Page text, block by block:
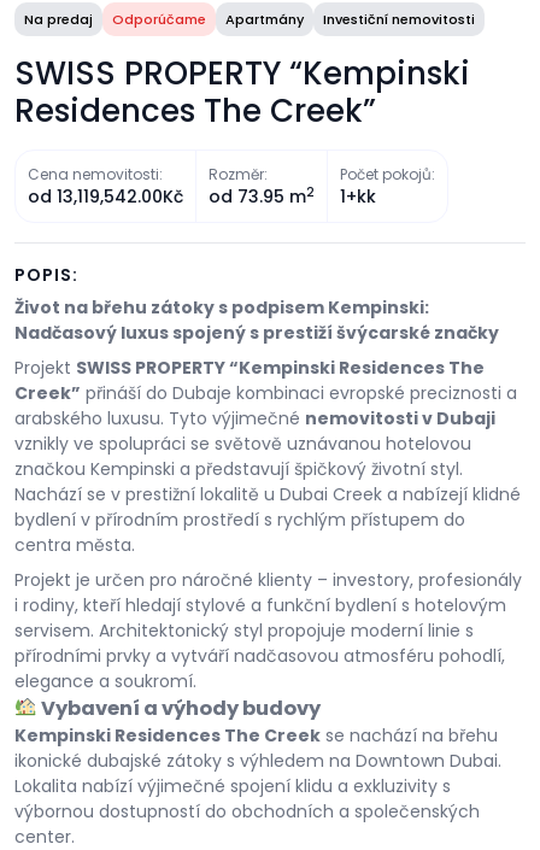
Na predaj Odporúčame Apartmány Investiční nemovitosti
SWISS PROPERTY “Kempinski
Residences The Creek”
Cena nemovitosti:
od 13,119,542.00Kč
Rozměr:
od 73.95 m2
Počet pokojů:
1+kk
POPIS:
Život na břehu zátoky s podpisem Kempinski:
Nadčasový luxus spojený s prestiží švýcarské značky
Projekt SWISS PROPERTY “Kempinski Residences The
Creek” přináší do Dubaje kombinaci evropské preciznosti a
arabského luxusu. Tyto výjimečné nemovitosti v Dubaji
vznikly ve spolupráci se světově uznávanou hotelovou
značkou Kempinski a představují špičkový životní styl.
Nachází se v prestižní lokalitě u Dubai Creek a nabízejí klidné
bydlení v přírodním prostředí s rychlým přístupem do
centra města.
Projekt je určen pro náročné klienty – investory, profesionály
i rodiny, kteří hledají stylové a funkční bydlení s hotelovým
servisem. Architektonický styl propojuje moderní linie s
přírodními prvky a vytváří nadčasovou atmosféru pohodlí,
elegance a soukromí.
Vybavení a výhody budovy
Kempinski Residences The Creek se nachází na břehu
ikonické dubajské zátoky s výhledem na Downtown Dubai.
Lokalita nabízí výjimečné spojení klidu a exkluzivity s
výbornou dostupností do obchodních a společenských
center.